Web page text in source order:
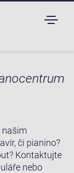
našim
či pianino?
Kontaktujte
nebo